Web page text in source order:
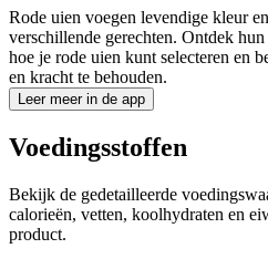
Rode uien voegen levendige kleur
verschillende gerechten. Ontdek
hoe je rode uien kunt selecteren en
en kracht te behouden.
Leer meer in de app
Voedingsstoffen
Bekijk de gedetailleerde
calorieën, vetten, koolhydraten en
product.